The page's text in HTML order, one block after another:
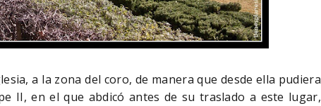
a la zona del coro, de manera que desde ella pudiera
II, en el que abdicó antes de su traslado a este lugar,